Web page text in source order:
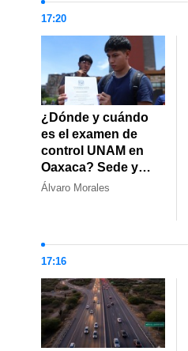
17:20
¿Dónde y cuándo
es el examen de
control UNAM en
Oaxaca? Sede y
fecha confirmadas
Álvaro Morales
17:16